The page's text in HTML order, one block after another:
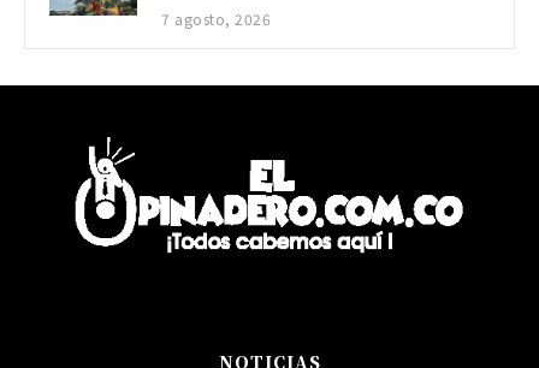
7 agosto, 2026
NOTICIAS